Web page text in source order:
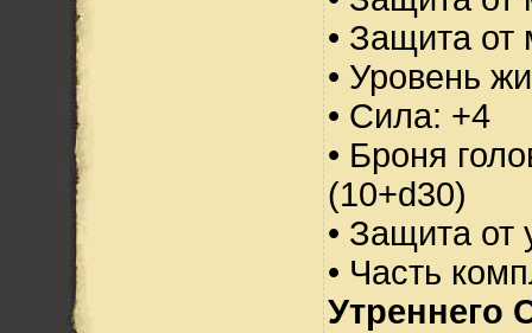
• Защита от
• Уровень
• Сила: +4
• Броня
(10+d30)
• Защита от
• Часть
Утреннего